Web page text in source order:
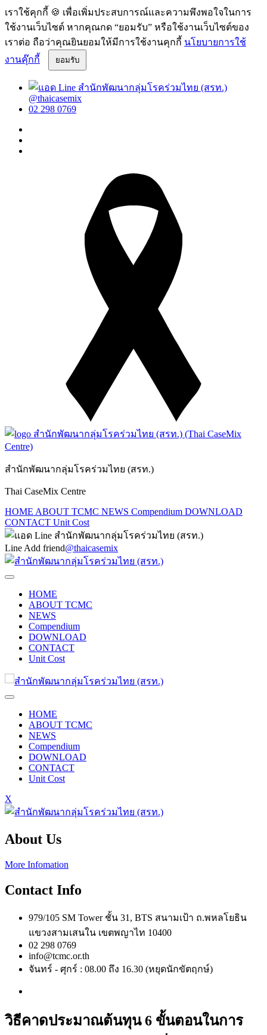
เราใช้คุกกี้ 🍪 เพื่อเพิ่มประสบการณ์และความพึงพอใจในการ
ใช้งานเว็บไซต์ หากคุณกด “ยอมรับ” หรือใช้งานเว็บไซต์ของ
เราต่อ ถือว่าคุณยินยอมให้มีการใช้งานคุกกี้ นโยบายการใช้
งานคุ๊กกี้
ยอมรับ
@thaicasemix
02 298 0769
สำนักพัฒนากลุ่มโรคร่วมไทย (สรท.)
Thai CaseMix Centre
HOME ABOUT TCMC NEWS Compendium DOWNLOAD
CONTACT Unit Cost
Line Add friend@thaicasemix
HOME
ABOUT TCMC
NEWS
Compendium
DOWNLOAD
CONTACT
Unit Cost
HOME
ABOUT TCMC
NEWS
Compendium
DOWNLOAD
CONTACT
Unit Cost
X
About Us
More Infomation
Contact Info
979/105 SM Tower ชั้น 31, BTS สนามเป้า ถ.พหลโยธิน
แขวงสามเสนใน เขตพญาไท 10400
02 298 0769
info@tcmc.or.th
จันทร์ - ศุกร์ : 08.00 ถึง 16.30 (หยุดนักขัตฤกษ์)
วิธีคาดประมาณต้นทุน 6 ขั้นตอนในการ